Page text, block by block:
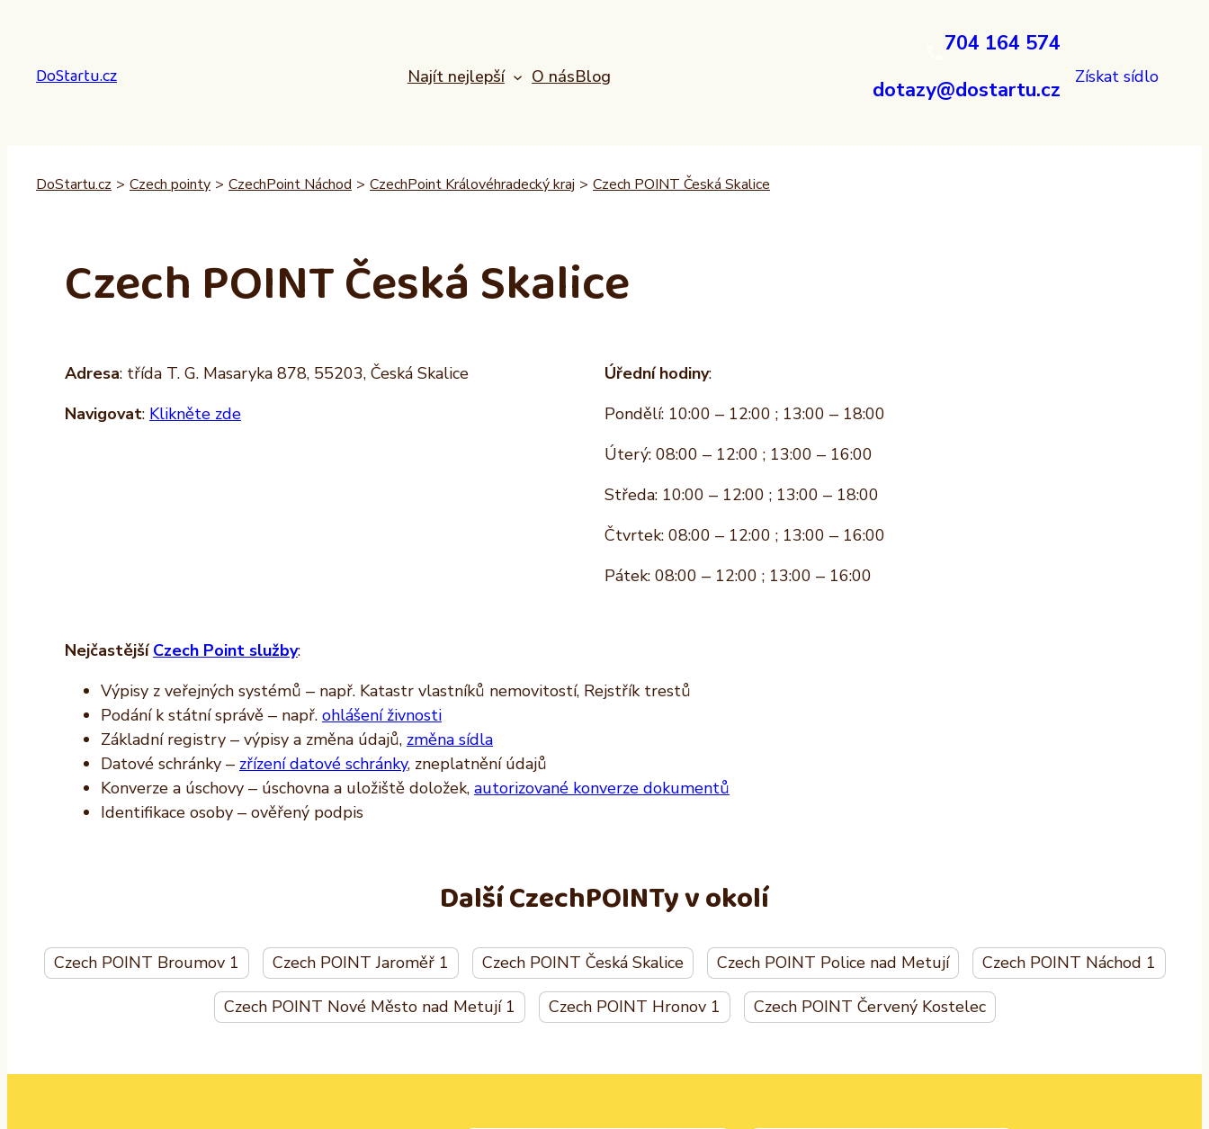
DoStartu.cz Najít nejlepší O násBlog
704 164 574
dotazy@dostartu.cz
Získat sídlo
DoStartu.cz > Czech pointy > CzechPoint Náchod > CzechPoint Královéhradecký kraj > Czech POINT Česká Skalice
Czech POINT Česká Skalice
Adresa: třída T. G. Masaryka 878, 55203, Česká Skalice
Navigovat: Klikněte zde
Úřední hodiny:
Pondělí: 10:00 – 12:00 ; 13:00 – 18:00
Úterý: 08:00 – 12:00 ; 13:00 – 16:00
Středa: 10:00 – 12:00 ; 13:00 – 18:00
Čtvrtek: 08:00 – 12:00 ; 13:00 – 16:00
Pátek: 08:00 – 12:00 ; 13:00 – 16:00
NejčastějšíCzech Point služby:
Výpisy z veřejných systémů – např. Katastr vlastníků nemovitostí, Rejstřík trestů
Podání k státní správě – např. ohlášení živnosti
Základní registry – výpisy a změna údajů, změna sídla
Datové schránky – zřízení datové schránky, zneplatnění údajů
Konverze a úschovy – úschovna a uložiště doložek, autorizované konverze dokumentů
Identifikace osoby – ověřený podpis
Další CzechPOINTy v okolí
Czech POINT Broumov 1 Czech POINT Jaroměř 1 Czech POINT Česká Skalice Czech POINT Police nad Metují Czech POINT Náchod 1
Czech POINT Nové Město nad Metují 1 Czech POINT Hronov 1 Czech POINT Červený Kostelec